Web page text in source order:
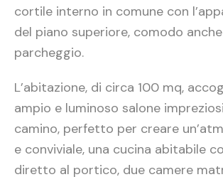
cortile interno in comune con
del piano superiore, comodo
parcheggio.
L’abitazione, di circa 100 mq,
ampio e luminoso salone
camino, perfetto per creare
e conviviale, una cucina abitabile
diretto al portico, due camere